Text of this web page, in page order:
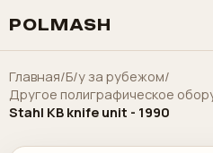
POLMASH
Главная/Б/у за рубежом/
Другое полиграфическое
Stahl KB knife unit - 1990